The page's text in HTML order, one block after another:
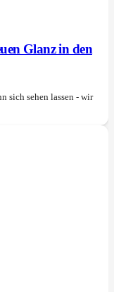
Glanz in den
sich sehen lassen - wir